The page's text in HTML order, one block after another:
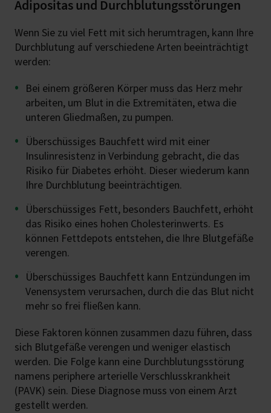
Adipositas und Durchblutungsstörungen
Wenn Sie zu viel Fett mit sich herumtragen, kann Ihre
Durchblutung auf verschiedene Arten beeinträchtigt
werden:
Bei einem größeren Körper muss das Herz mehr
arbeiten, um Blut in die Extremitäten, etwa die
unteren Gliedmaßen, zu pumpen.
Überschüssiges Bauchfett wird mit einer
Insulinresistenz in Verbindung gebracht, die das
Risiko für Diabetes erhöht. Dieser wiederum kann
Ihre Durchblutung beeinträchtigen.
Überschüssiges Fett, besonders Bauchfett, erhöht
das Risiko eines hohen Cholesterinwerts. Es
können Fettdepots entstehen, die Ihre Blutgefäße
verengen.
Überschüssiges Bauchfett kann Entzündungen im
Venensystem verursachen, durch die das Blut nicht
mehr so frei fließen kann.
Diese Faktoren können zusammen dazu führen, dass
sich Blutgefäße verengen und weniger elastisch
werden. Die Folge kann eine Durchblutungsstörung
namens periphere arterielle Verschlusskrankheit
(PAVK) sein. Diese Diagnose muss von einem Arzt
gestellt werden.